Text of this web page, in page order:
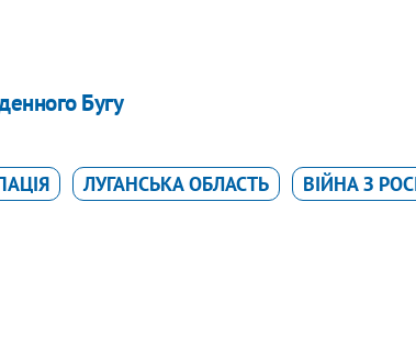
Бугу
ЛУГАНСЬКА ОБЛАСТЬ ВІЙНА З